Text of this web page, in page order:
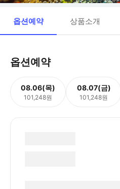
옵션예약 상품소개
옵션예약
08.06(목)
101,248원
08.07(금)
101,248원